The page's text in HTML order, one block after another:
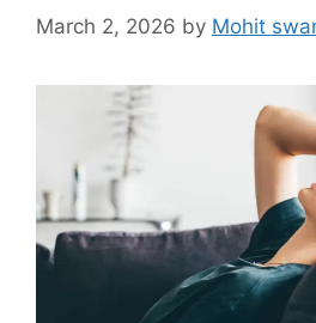
March 2, 2026 by Mohit